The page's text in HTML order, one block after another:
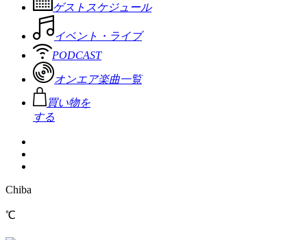
ゲストスケジュール
イベント・ライブ
PODCAST
オンエア楽曲一覧
買い物を
する
Chiba
℃